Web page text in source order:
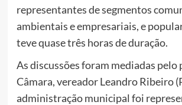
representantes de segmentos
ambientais e empresariais, e
teve quase três horas de duração.
As discussões foram mediadas pelo
Câmara, vereador Leandro Ribeiro
administração municipal foi